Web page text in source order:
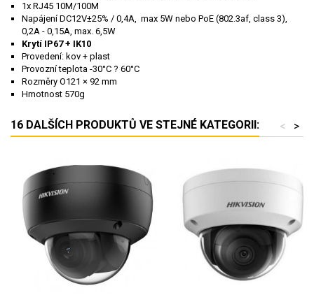
1x RJ45 10M/100M
Napájení DC12V±25% / 0,4A, max 5W nebo PoE (802.3af, class 3),
0,2A - 0,15A, max. 6,5W
Krytí IP67 + IK10
Provedení: kov + plast
Provozní teplota -30°C ? 60°C
Rozměry O121 × 92 mm
Hmotnost 570g
16 DALŠÍCH PRODUKTŮ VE STEJNÉ KATEGORII: >
<